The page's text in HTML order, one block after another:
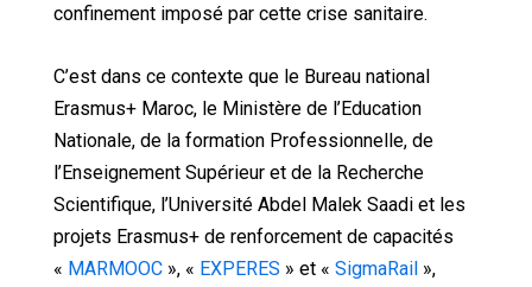
confinement imposé par cette crise sanitaire.
C’est dans ce contexte que le Bureau national
Erasmus+ Maroc, le Ministère de l’Education
Nationale, de la formation Professionnelle, de
l’Enseignement Supérieur et de la Recherche
Scientifique, l’Université Abdel Malek Saadi et les
projets Erasmus+ de renforcement de capacités
« MARMOOC », « EXPERES » et « SigmaRail »,